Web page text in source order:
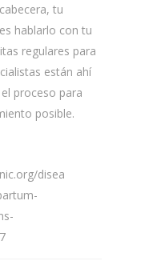
tu
hablarlo con tu
regulares para
están ahí
proceso para
posible.
disea